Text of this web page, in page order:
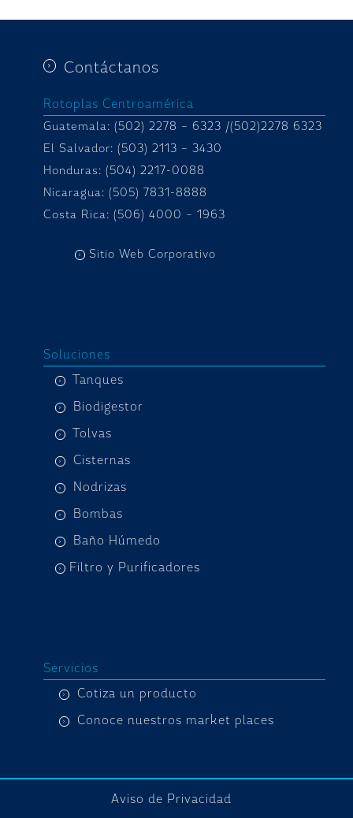
Contáctanos
Rotoplas Centroamérica
Guatemala: (502) 2278 – 6323 /(502)2278 6323
El Salvador: (503) 2113 – 3430
Honduras: (504) 2217-0088
Nicaragua: (505) 7831-8888
Costa Rica: (506) 4000 – 1963
Sitio Web Corporativo
Soluciones
Tanques
Biodigestor
Tolvas
Cisternas
Nodrizas
Bombas
Baño Húmedo
Filtro y Purificadores
Servicios
Cotiza un producto
Conoce nuestros market places
Aviso de Privacidad